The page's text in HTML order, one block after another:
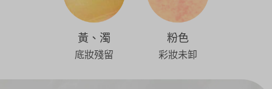
黃、濁
底妝殘留
粉色
彩妝未卸